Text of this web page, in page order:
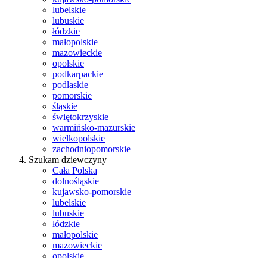
lubelskie
lubuskie
łódzkie
małopolskie
mazowieckie
opolskie
podkarpackie
podlaskie
pomorskie
śląskie
świętokrzyskie
warmińsko-mazurskie
wielkopolskie
zachodniopomorskie
Szukam dziewczyny
Cała Polska
dolnośląskie
kujawsko-pomorskie
lubelskie
lubuskie
łódzkie
małopolskie
mazowieckie
opolskie